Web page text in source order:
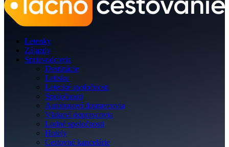
Letenky
Zájazdy
Sprievodcovia
Destinácie
Letisko
Letecké spoločnosti
Spoločnosti
Autobusoví dopravcovia
Vlakoví dopravcovia
Lodné spoločnosti
Hotely
Cestovné kancelárie